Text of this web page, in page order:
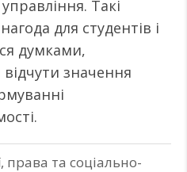
Такі
для студентів і
думками,
значення
права та соціально-